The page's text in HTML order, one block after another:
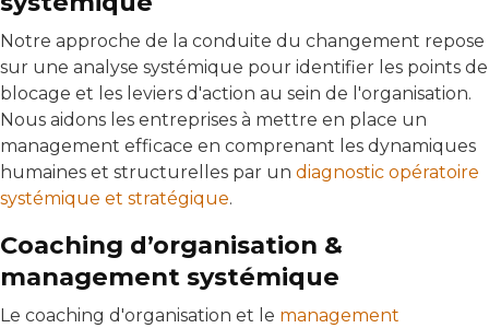
Notre approche de la conduite du changement repose
sur une analyse systémique pour identifier les points de
blocage et les leviers d'action au sein de l'organisation.
Nous aidons les entreprises à mettre en place un
management efficace en comprenant les dynamiques
humaines et structurelles par un diagnostic opératoire
systémique et stratégique.
Coaching d’organisation &
management systémique
Le coaching d'organisation et le management